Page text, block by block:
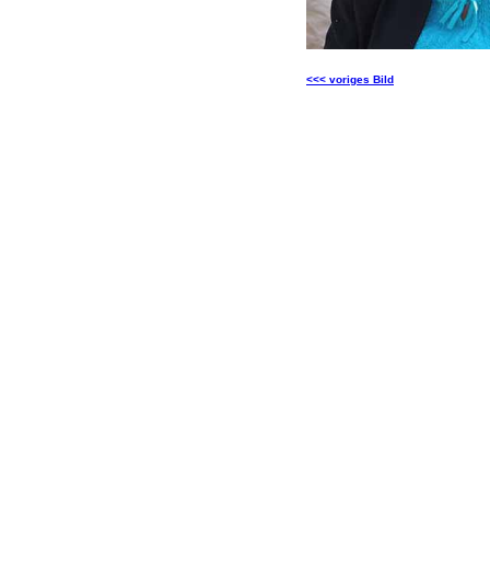
<<< voriges Bild